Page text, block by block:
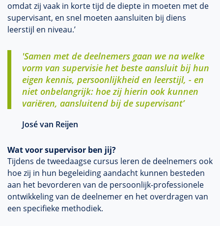
omdat zij vaak in korte tijd de diepte in moeten met de
supervisant, en snel moeten aansluiten bij diens
leerstijl en niveau.’
'Samen met de deelnemers gaan we na welke
vorm van supervisie het beste aansluit bij hun
eigen kennis, persoonlijkheid en leerstijl, - en
niet onbelangrijk: hoe zij hierin ook kunnen
variëren, aansluitend bij de supervisant’
José van Reijen
Wat voor supervisor ben jij?
Tijdens de tweedaagse cursus leren de deelnemers ook
hoe zij in hun begeleiding aandacht kunnen besteden
aan het bevorderen van de persoonlijk-professionele
ontwikkeling van de deelnemer en het overdragen van
een specifieke methodiek.